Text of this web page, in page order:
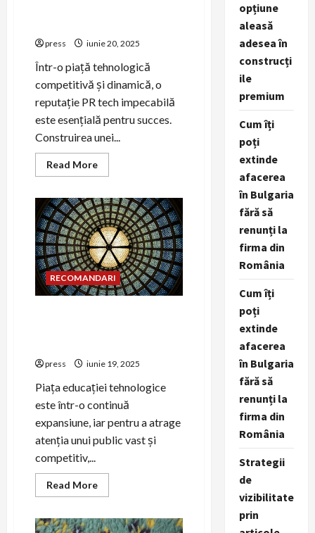
press iunie 20, 2025
Într-o piață tehnologică
competitivă și dinamică, o
reputație PR tech impecabilă
este esențială pentru succes.
Construirea unei...
Read MoreRead
more
să
îmbunătățești
reputația
companiei
tech
prin
PR
RECOMANDARI
press iunie 19, 2025
Piața educației tehnologice
este într-o continuă
expansiune, iar pentru a atrage
atenția unui public vast și
competitiv,...
Read MoreRead
more
pentru
opțiune
aleasă
adesea în
construcți
ile
premium
Cum îți
poți
extinde
afacerea
în Bulgaria
fără să
renunți la
firma din
România
Cum îți
poți
extinde
afacerea
în Bulgaria
fără să
renunți la
firma din
România
Strategii
de
vizibilitate
prin